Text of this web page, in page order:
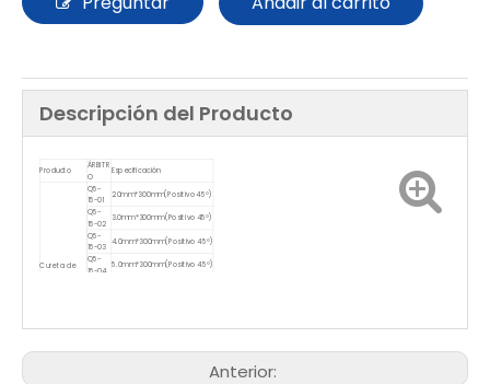
Descripción del Producto
Producto
ÁRBITR
O
Especificación
Cureta de
Q5-
15-01
2.0mm*300mm(Positivo 45°)
Q5-
15-02
3.0mm*300mm(Positivo 45°)
Q5-
15-03
4.0mm*300mm(Positivo 45°)
Q5-
15-04
5.0mm*300mm(Positivo 45°)
Q5-
Q5-
Anterior: